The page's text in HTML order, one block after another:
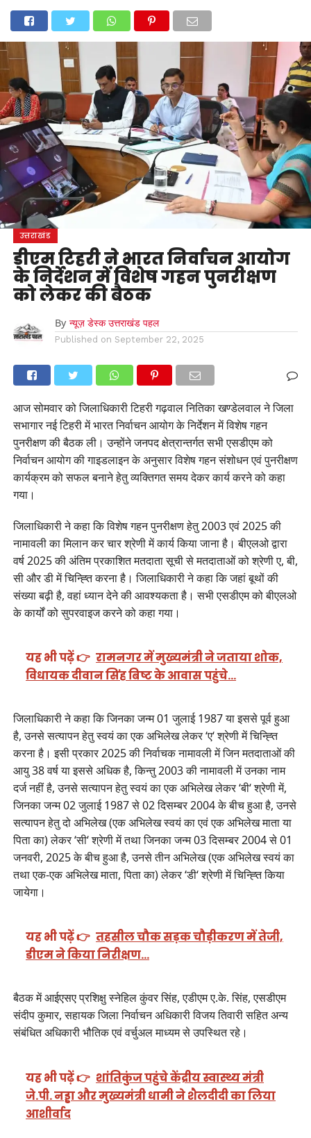
उत्तराखंड अल्मोड़ा उत्तरकाशी उधम सिंह नगर
टिहरी गढ़वाल
देहरादून
नैनीतालपिथौरागढ़ पौड़ी गढ़वाल बागेश्वररुद्रप्रयाग हरिद्वारदेशदुनिया
मनोरंजन
उत्तराखंड
डीएम टिहरी ने भारत निर्वाचन आयोग
के निर्देशन में विशेष गहन पुनरीक्षण
को लेकर की बैठक
By न्यूज़ डेस्क उत्तराखंड पहल
Published on September 22, 2025
आज सोमवार को जिलाधिकारी टिहरी गढ़वाल नितिका खण्डेलवाल ने जिला
सभागार नई टिहरी में भारत निर्वाचन आयोग के निर्देशन में विशेष गहन
पुनरीक्षण की बैठक ली। उन्होंने जनपद क्षेत्रान्तर्गत सभी एसडीएम को
निर्वाचन आयोग की गाइडलाइन के अनुसार विशेष गहन संशोधन एवं पुनरीक्षण
कार्यक्रम को सफल बनाने हेतु व्यक्तिगत समय देकर कार्य करने को कहा
गया।
जिलाधिकारी ने कहा कि विशेष गहन पुनरीक्षण हेतु 2003 एवं 2025 की
नामावली का मिलान कर चार श्रेणी में कार्य किया जाना है। बीएलओ द्वारा
वर्ष 2025 की अंतिम प्रकाशित मतदाता सूची से मतदाताओं को श्रेणी ए, बी,
सी और डी में चिन्ह्ति करना है। जिलाधिकारी ने कहा कि जहां बूथों की
संख्या बढ़ी है, वहां ध्यान देने की आवश्यकता है। सभी एसडीएम को बीएलओ
के कार्यों को सुपरवाइज करने को कहा गया।
यह भी पढ़ें 👉 रामनगर में मुख्यमंत्री ने जताया शोक,
विधायक दीवान सिंह बिष्ट के आवास पहुंचे…
जिलाधिकारी ने कहा कि जिनका जन्म 01 जुलाई 1987 या इससे पूर्व हुआ
है, उनसे सत्यापन हेतु स्वयं का एक अभिलेख लेकर ‘ए‘ श्रेणी में चिन्ह्ति
करना है। इसी प्रकार 2025 की निर्वाचक नामावली में जिन मतदाताओं की
आयु 38 वर्ष या इससे अधिक है, किन्तु 2003 की नामावली में उनका नाम
दर्ज नहीं है, उनसे सत्यापन हेतु स्वयं का एक अभिलेख लेकर ‘बी‘ श्रेणी में,
जिनका जन्म 02 जुलाई 1987 से 02 दिसम्बर 2004 के बीच हुआ है, उनसे
सत्यापन हेतु दो अभिलेख (एक अभिलेख स्वयं का एवं एक अभिलेख माता या
पिता का) लेकर ‘सी‘ श्रेणी में तथा जिनका जन्म 03 दिसम्बर 2004 से 01
जनवरी, 2025 के बीच हुआ है, उनसे तीन अभिलेख (एक अभिलेख स्वयं का
तथा एक-एक अभिलेख माता, पिता का) लेकर ‘डी‘ श्रेणी में चिन्ह्ति किया
जायेगा।
यह भी पढ़ें 👉 तहसील चौक सड़क चौड़ीकरण में तेजी,
डीएम ने किया निरीक्षण…
बैठक में आईएसए प्रशिक्षु स्नेहिल कुंवर सिंह, एडीएम ए.के. सिंह, एसडीएम
संदीप कुमार, सहायक जिला निर्वाचन अधिकारी विजय तिवारी सहित अन्य
संबंधित अधिकारी भौतिक एवं वर्चुअल माध्यम से उपस्थित रहे।
यह भी पढ़ें 👉 शांतिकुंज पहुंचे केंद्रीय स्वास्थ्य मंत्री
जे.पी. नड्डा और मुख्यमंत्री धामी ने शैलदीदी का लिया
आशीर्वाद